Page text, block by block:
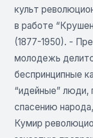
культ
в работе
(1877-1950). -
молодежь
беспринципные
“идейные” люди,
спасению
Кумир